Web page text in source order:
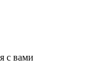
с вами